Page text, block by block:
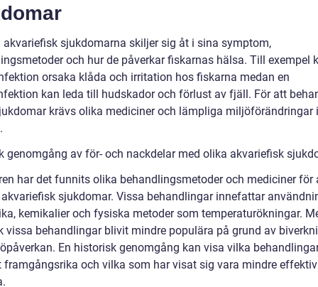
akvariefisk sjukdomarna skiljer sig åt i sina symptom,
och hur de påverkar fiskarnas hälsa. Till exempel
orsaka klåda och irritation hos fiskarna medan en
kan leda till hudskador och förlust av fjäll. För att
krävs olika mediciner och lämpliga miljöförändringar i
genomgång av för- och nackdelar med olika akvariefisk
har det funnits olika behandlingsmetoder och mediciner för
sjukdomar. Vissa behandlingar innefattar
kemikalier och fysiska metoder som temperaturökningar.
vissa behandlingar blivit mindre populära på grund av
En historisk genomgång kan visa vilka
framgångsrika och vilka som har visat sig vara mindre